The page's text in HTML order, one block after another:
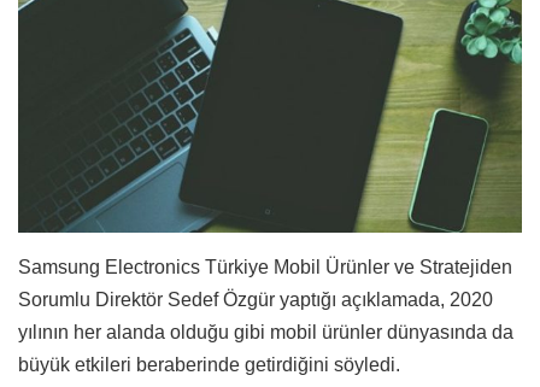
Samsung Electronics Türkiye Mobil Ürünler ve Stratejiden
Sorumlu Direktör Sedef Özgür yaptığı açıklamada, 2020
yılının her alanda olduğu gibi mobil ürünler dünyasında da
büyük etkileri beraberinde getirdiğini söyledi.